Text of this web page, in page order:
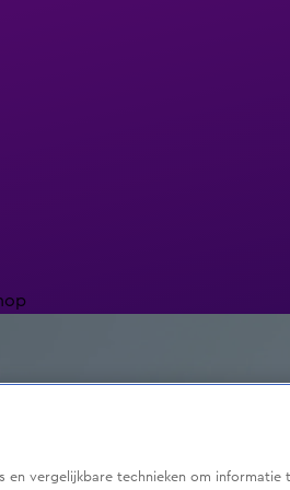
en vergelijkbare technieken om informatie